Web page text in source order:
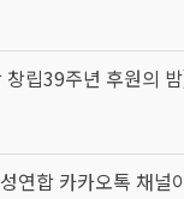
립39주년 후원의
연합 카카오톡 채널